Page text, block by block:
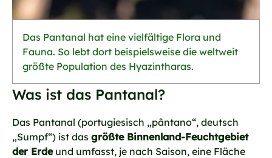
Das Pantanal hat eine vielfältige Flora und
Fauna. So lebt dort beispielsweise die weltweit
größte Population des Hyazintharas.
Was ist das Pantanal?
Das Pantanal (portugiesisch „pântano“, deutsch
„Sumpf“) ist das größte Binnenland-Feuchtgebiet
der Erdeund umfasst, je nach Saison, eine Fläche